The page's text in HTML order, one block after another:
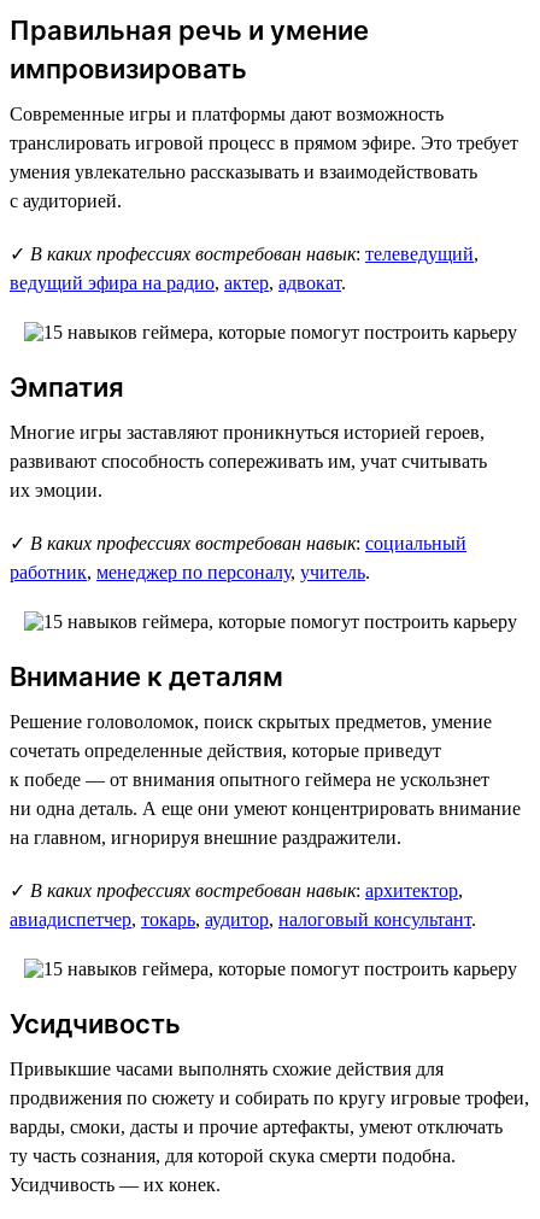
Правильная речь и умение
импровизировать
Современные игры и платформы дают возможность
транслировать игровой процесс в прямом эфире. Это требует
умения увлекательно рассказывать и взаимодействовать
с аудиторией.
✓ В каких профессиях востребован навык: телеведущий,
ведущий эфира на радио, актер, адвокат.
Эмпатия
Многие игры заставляют проникнуться историей героев,
развивают способность сопереживать им, учат считывать
их эмоции.
✓ В каких профессиях востребован навык: социальный
работник, менеджер по персоналу, учитель.
Внимание к деталям
Решение головоломок, поиск скрытых предметов, умение
сочетать определенные действия, которые приведут
к победе — от внимания опытного геймера не ускользнет
ни одна деталь. А еще они умеют концентрировать внимание
на главном, игнорируя внешние раздражители.
✓ В каких профессиях востребован навык: архитектор,
авиадиспетчер, токарь, аудитор, налоговый консультант.
Усидчивость
Привыкшие часами выполнять схожие действия для
продвижения по сюжету и собирать по кругу игровые трофеи,
варды, смоки, дасты и прочие артефакты, умеют отключать
ту часть сознания, для которой скука смерти подобна.
Усидчивость — их конек.